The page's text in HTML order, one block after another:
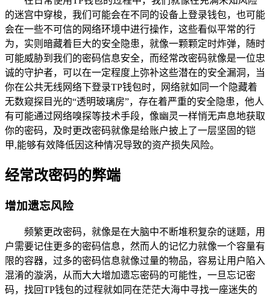
的迷宫中穿梭，我们可能会在不同的设备上登录钱包，也可能
会在一些不可信的网络环境中进行操作，这些看似平常的行
为，实则暗藏着巨大的安全隐患，就像一颗颗定时炸弹，随时
可能威胁到我们的密码信息安全，而经常改密码就像是一位忠
诚的守护者，可以在一定程度上弥补这些潜在的安全漏洞，当
你在公共无线网络下登录TP钱包时，网络就如同一个隐藏着
无数窥探目光的“透明玻璃房”，存在着严重的安全隐患，他人
有可能通过网络嗅探等技术手段，像幽灵一样悄无声息地获取
你的密码，及时更改密码就像是给账户披上了一层坚固的铠
甲,能够有效降低因这种情况导致的资产损失风险。
经常改密码的弊端
增加遗忘风险
频繁更改密码，就像是在大脑中不断堆积复杂的谜题，用
户需要记住更多的密码信息，然而人的记忆力就像一个容量有
限的容器，过多的密码信息就像过量的物品，容易让用户陷入
混淆的漩涡，从而大大增加遗忘密码的可能性，一旦忘记密
码，找回TP钱包的过程就如同在茫茫大海中寻找一座迷失的